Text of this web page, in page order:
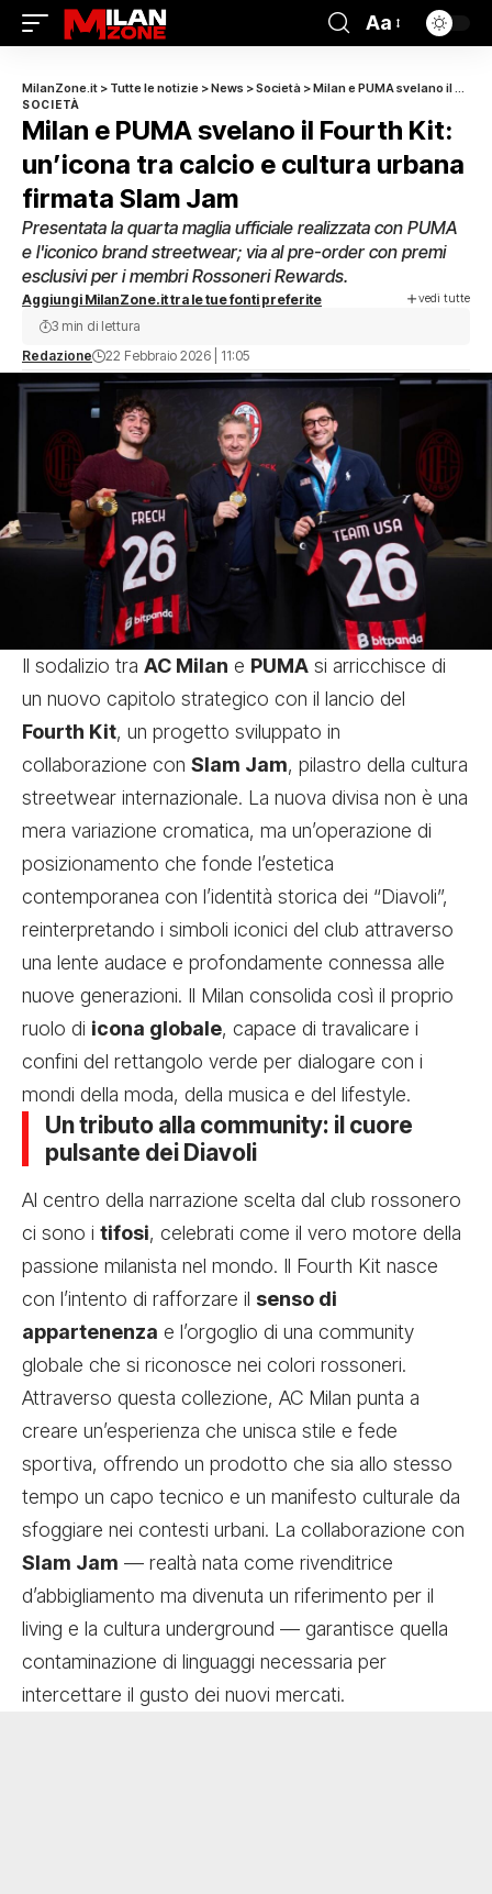
Aa
MilanZone.it > Tutte le notizie >News >Società >Milan e PUMA svelano il Fourth Kit: un’icona tra calcio e cultura urbana firmata Slam Jam
SOCIETÀ
Milan e PUMA svelano il Fourth Kit:
un’icona tra calcio e cultura urbana
firmata Slam Jam
Presentata la quarta maglia ufficiale realizzata con PUMA
e l'iconico brand streetwear; via al pre-order con premi
esclusivi per i membri Rossoneri Rewards.
Aggiungi MilanZone.it tra le tue fonti preferite vedi tutte
Redazione 22 Febbraio 2026 | 11:05
3 min di lettura
Il sodalizio tra AC Milan e PUMA si arricchisce di
un nuovo capitolo strategico con il lancio del
Fourth Kit, un progetto sviluppato in
collaborazione con Slam Jam, pilastro della cultura
streetwear internazionale. La nuova divisa non è una
mera variazione cromatica, ma un’operazione di
posizionamento che fonde l’estetica
contemporanea con l’identità storica dei “Diavoli”,
reinterpretando i simboli iconici del club attraverso
una lente audace e profondamente connessa alle
nuove generazioni. Il Milan consolida così il proprio
ruolo di icona globale, capace di travalicare i
confini del rettangolo verde per dialogare con i
mondi della moda, della musica e del lifestyle.
Un tributo alla community: il cuore
pulsante dei Diavoli
Al centro della narrazione scelta dal club rossonero
ci sono i tifosi, celebrati come il vero motore della
passione milanista nel mondo. Il Fourth Kit nasce
con l’intento di rafforzare il senso di
appartenenza e l’orgoglio di una community
globale che si riconosce nei colori rossoneri.
Attraverso questa collezione, AC Milan punta a
creare un’esperienza che unisca stile e fede
sportiva, offrendo un prodotto che sia allo stesso
tempo un capo tecnico e un manifesto culturale da
sfoggiare nei contesti urbani. La collaborazione con
Slam Jam — realtà nata come rivenditrice
d’abbigliamento ma divenuta un riferimento per il
living e la cultura underground — garantisce quella
contaminazione di linguaggi necessaria per
intercettare il gusto dei nuovi mercati.